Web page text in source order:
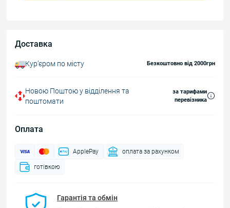
Доставка
Курʼєром по місту Безкоштовно від 2000грн
Новою Поштою у відділення та
поштомати
за тарифами
перевізника
Оплата
ApplePay оплата за рахунком
готівкою
Гарантія та обмін